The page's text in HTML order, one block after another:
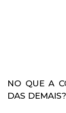
NO QUE A
DAS DEMAIS?